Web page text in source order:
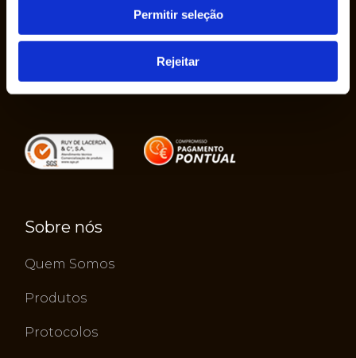
Permitir seleção
Rejeitar
fundada em 1950 pelo Sr. Ruy de Lacerda, em
seu nome, como uma empresa individual.
Sobre nós
Quem Somos
Produtos
Protocolos